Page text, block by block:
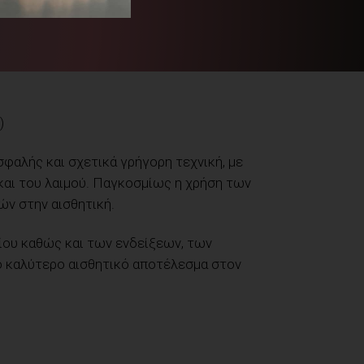
και σχετικά γρήγορη τεχνική, με
του λαιμού. Παγκοσμίως η χρήση των
στην αισθητική.
καθώς και των ενδείξεων, των
αισθητικό αποτέλεσμα στον